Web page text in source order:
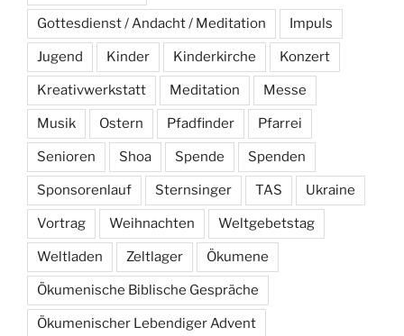
Gottesdienst / Andacht / Meditation Impuls
Jugend Kinder Kinderkirche Konzert
Kreativwerkstatt Meditation Messe
Musik Ostern Pfadfinder Pfarrei
Senioren Shoa Spende Spenden
Sponsorenlauf Sternsinger TAS Ukraine
Vortrag Weihnachten Weltgebetstag
Weltladen Zeltlager Ökumene
Ökumenische Biblische Gespräche
Ökumenischer Lebendiger Advent